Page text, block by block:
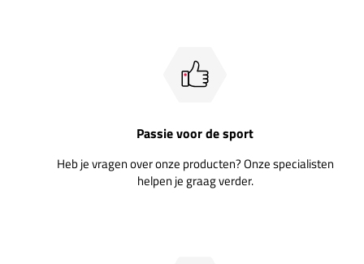
Passie voor de sport
Heb je vragen over onze producten? Onze specialisten
helpen je graag verder.